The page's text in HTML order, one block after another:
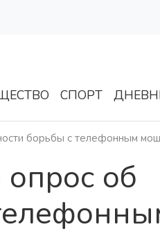
СПОРТ
борьбы с телефонным
об